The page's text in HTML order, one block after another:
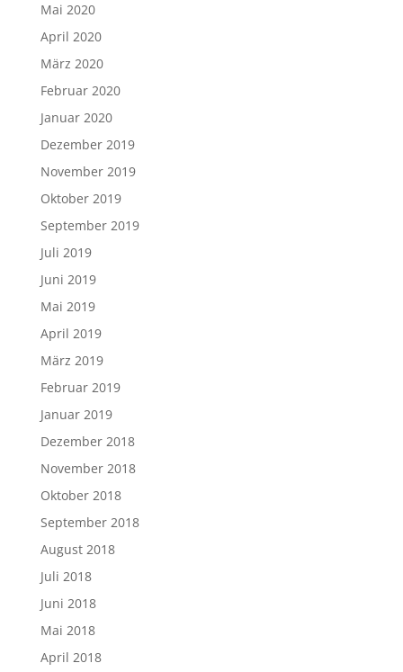
Mai 2020
April 2020
März 2020
Februar 2020
Januar 2020
Dezember 2019
November 2019
Oktober 2019
September 2019
Juli 2019
Juni 2019
Mai 2019
April 2019
März 2019
Februar 2019
Januar 2019
Dezember 2018
November 2018
Oktober 2018
September 2018
August 2018
Juli 2018
Juni 2018
Mai 2018
April 2018